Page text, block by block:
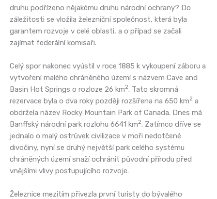
druhu podřízeno nějakému druhu národní ochrany? Do
záležitosti se vložila železniční společnost, která byla
garantem rozvoje v celé oblasti, a o případ se začali
zajímat federální komisaři.
Celý spor nakonec vyústil v roce 1885 k vykoupení záboru a
vytvoření malého chráněného území s názvem Cave and
Basin Hot Springs o rozloze 26 km2. Tato skromná
rezervace byla o dva roky později rozšířena na 650 km2 a
obdržela název Rocky Mountain Park of Canada. Dnes má
Banffský národní park rozlohu 6641 km2. Zatímco dříve se
jednalo o malý ostrůvek civilizace v moři nedotčené
divočiny, nyní se druhý největší park celého systému
chráněných území snaží ochránit původní přírodu před
vnějšími vlivy postupujícího rozvoje.
Železnice mezitím přivezla první turisty do bývalého